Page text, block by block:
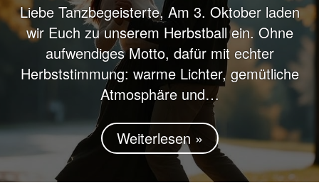
Liebe Tanzbegeisterte, Am 3. Oktober laden
wir Euch zu unserem Herbstball ein. Ohne
aufwendiges Motto, dafür mit echter
Herbststimmung: warme Lichter, gemütliche
Atmosphäre und…
Weiterlesen »